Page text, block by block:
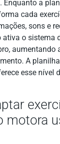
Enquanto a
cada
sons e
ativa o sistema
aumentando
A planilha
esse nível
motora